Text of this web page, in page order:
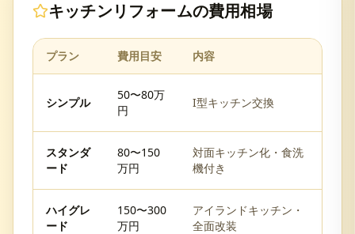
キッチンリフォームの費用相場
プラン 費用目安 内容
シンプル
50〜80万
円
I型キッチン交換
スタンダ
ード
80〜150
万円
対面キッチン化・食洗
機付き
ハイグレ
ード
150〜300
万円
アイランドキッチン・
全面改装